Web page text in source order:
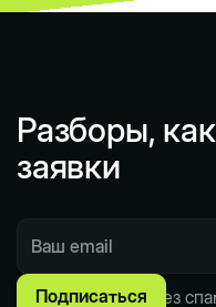
Разборы,
заявки
Пишем по делу. Без